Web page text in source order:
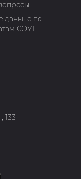
данные по
СОУТ
133